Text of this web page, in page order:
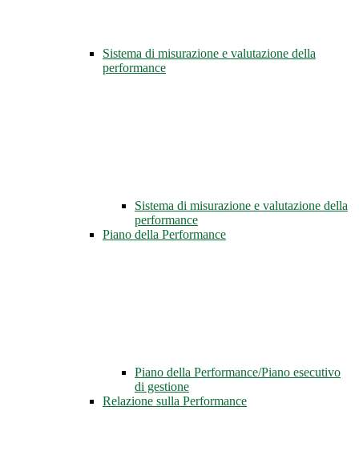
Sistema di misurazione e valutazione della
performance
Sistema di misurazione e valutazione della
performance
Piano della Performance
Piano della Performance/Piano esecutivo
di gestione
Relazione sulla Performance